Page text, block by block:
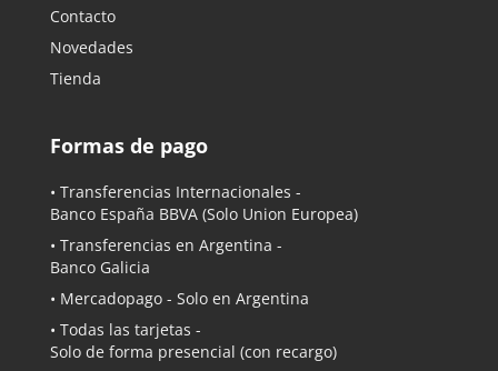
Contacto
Novedades
Tienda
Formas de pago
• Transferencias Internacionales -
Banco España BBVA (Solo Union Europea)
• Transferencias en Argentina -
Banco Galicia
• Mercadopago - Solo en Argentina
• Todas las tarjetas -
Solo de forma presencial (con recargo)